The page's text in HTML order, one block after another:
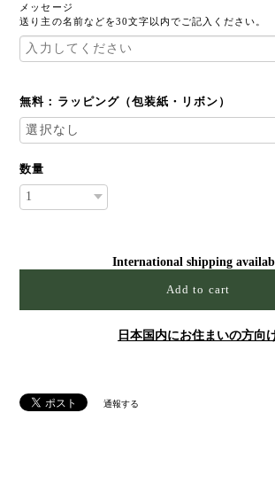
メッセージ
送り主の名前などを30文字以内でご記入ください。
無料：ラッピング（包装紙・リボン）
数量
International shipping
Add to cart
日本国内にお住まいの方向
通報する